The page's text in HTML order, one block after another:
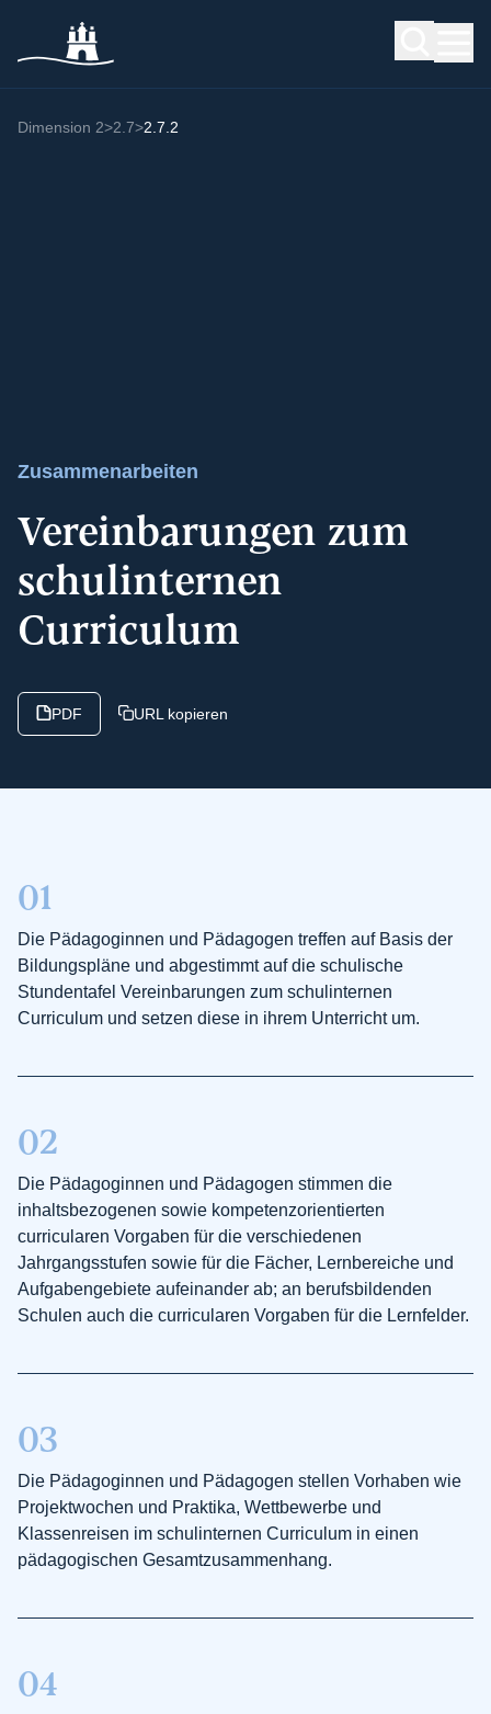
Dimension 2>2.7>2.7.2
Zusammenarbeiten
Verein­barungen zum
schulinternen
Curriculum
PDF URL kopieren
01
Die Pädagoginnen und Pädagogen treffen auf Basis der
Bildungspläne und abgestimmt auf die schulische
Stundentafel Vereinbarungen zum schulinternen
Curriculum und setzen diese in ihrem Unterricht um.
02
Die Pädagoginnen und Pädagogen stimmen die
inhaltsbezogenen sowie kompetenzorientierten
curricularen Vorgaben für die verschiedenen
Jahrgangsstufen sowie für die Fächer, Lernbereiche und
Aufgabengebiete aufeinander ab; an berufsbildenden
Schulen auch die curricularen Vorgaben für die Lernfelder.
03
Die Pädagoginnen und Pädagogen stellen Vorhaben wie
Projektwochen und Praktika, Wettbewerbe und
Klassenreisen im schulinternen Curriculum in einen
pädagogischen Gesamtzusammenhang.
04